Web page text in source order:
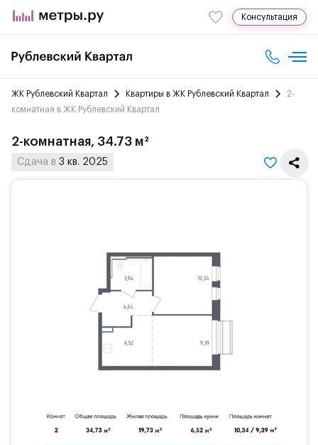
Консультация
ЖК Рублевский Квартал Квартиры в ЖК Рублевский Квартал
2-
комнатная в ЖК Рублевский Квартал
2-комнатная, 34.73 м²
Сдача в 3 кв. 2025